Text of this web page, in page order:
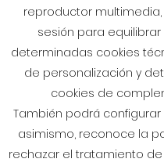
reproductor
sesión para equilibrar
determinadas cookies
de personalización y
cookies de
También podrá configurar
asimismo, reconoce la
rechazar el tratamiento